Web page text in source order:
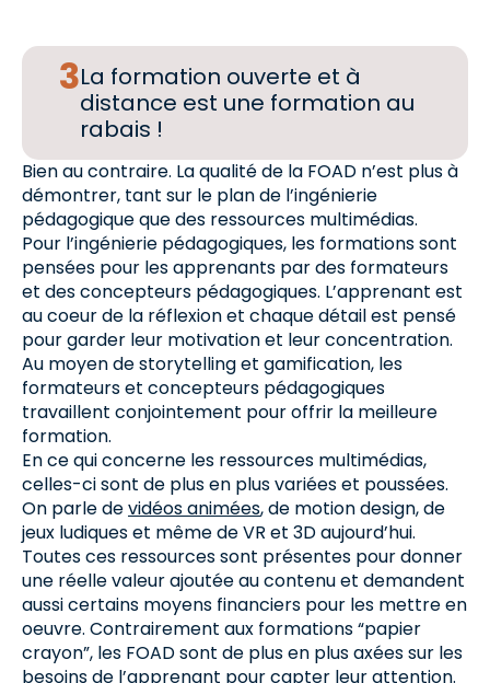
La formation ouverte et à
distance est une formation au
rabais !
Bien au contraire. La qualité de la FOAD n’est plus à
démontrer, tant sur le plan de l’ingénierie
pédagogique que des ressources multimédias.
Pour l’ingénierie pédagogiques, les formations sont
pensées pour les apprenants par des formateurs
et des concepteurs pédagogiques. L’apprenant est
au coeur de la réflexion et chaque détail est pensé
pour garder leur motivation et leur concentration.
Au moyen de storytelling et gamification, les
formateurs et concepteurs pédagogiques
travaillent conjointement pour offrir la meilleure
formation.
En ce qui concerne les ressources multimédias,
celles-ci sont de plus en plus variées et poussées.
On parle devidéos animées, de motion design, de
jeux ludiques et même de VR et 3D aujourd’hui.
Toutes ces ressources sont présentes pour donner
une réelle valeur ajoutée au contenu et demandent
aussi certains moyens financiers pour les mettre en
oeuvre. Contrairement aux formations “papier
crayon”, les FOAD sont de plus en plus axées sur les
besoins de l’apprenant pour capter leur attention.